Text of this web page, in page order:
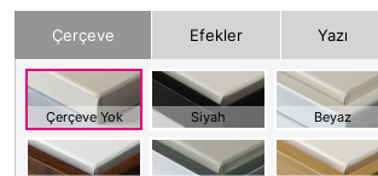
Çerçeve Efekler Yazı
Çerçeve Yok Siyah Beyaz